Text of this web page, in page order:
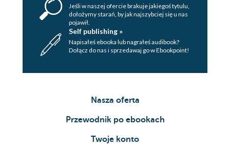
Jeśli w naszej ofercie brakuje jakiegoś tytulu,
dołożymy starań, by jak najszybciej się u nas
pojawił.
Self publishing »
Napisałeś ebooka lub nagrałeś audibook?
Dołącz do nas i sprzedawaj go w Ebookpoint!
Nasza oferta
Przewodnik po ebookach
Twoje konto